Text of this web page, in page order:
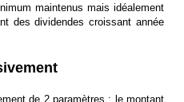
maintenus mais idéalement
des dividendes croissant année
de 2 paramètres : le montant